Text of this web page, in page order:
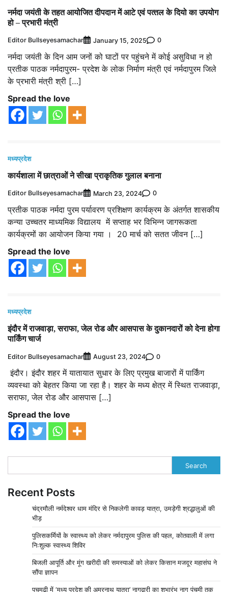
नर्मदा जयंती के तहत आयोजित दीपदान में आटे एवं पत्‍तल के दियो का उपयोग
हो – प्रभारी मंत्री
Editor Bullseyesamachar January 15, 2025 0
नर्मदा जयंती के दिन आम जनों को घाटों पर पहुंचने में कोई असुविधा न हो
प्रतीक पाठक नर्मदापुरम- प्रदेश के लोक निर्माण मंत्री एवं नर्मदापुरम जिले
के प्रभारी मंत्री श्री […]
Spread the love
मध्यप्रदेश
कार्यशाला में छात्राओं ने सीखा प्राकृतिक गुलाल बनाना
Editor Bullseyesamachar March 23, 2024 0
प्रतीक पाठक नर्मदा पुरम पर्यावरण प्रशिक्षण कार्यक्रम के अंतर्गत शासकीय
कन्या उच्चतर माध्यमिक विद्यालय में सप्ताह भर विभिन्न जागरूकता
कार्यक्रमों का आयोजन किया गया । 20 मार्च को सतत जीवन […]
Spread the love
मध्यप्रदेश
इंदौर में राजवाड़ा, सराफा, जेल रोड और आसपास के दुकानदारों को देना होगा
पार्किंग चार्ज
Editor Bullseyesamachar August 23, 2024 0
इंदौर। इंदौर शहर में यातायात सुधार के लिए प्रमुख बाजारों में पार्किंग
व्यवस्था को बेहतर किया जा रहा है। शहर के मध्य क्षेत्र में स्थित राजवाड़ा,
सराफा, जेल रोड और आसपास […]
Spread the love
Search
Recent Posts
चंद्रमौली नर्मदेश्वर धाम मंदिर से निकलेगी कावड़ यात्रा, उमड़ेगी श्रद्धालुओं की
भीड़
पुलिसकर्मियों के स्वास्थ्य को लेकर नर्मदापुरम पुलिस की पहल, कोतवाली में लगा
निःशुल्क स्वास्थ्य शिविर
बिजली आपूर्ति और मूंग खरीदी की समस्याओं को लेकर किसान मजदूर महासंघ ने
सौंपा ज्ञापन
पचमढ़ी में ‘मध्य प्रदेश की अमरनाथ यात्रा’ नागद्वारी का शुभारंभ नाग पंचमी तक